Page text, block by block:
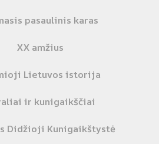
pasaulinis karas
XX amžius
Lietuvos istorija
ir kunigaikščiai
Didžioji Kunigaikštystė